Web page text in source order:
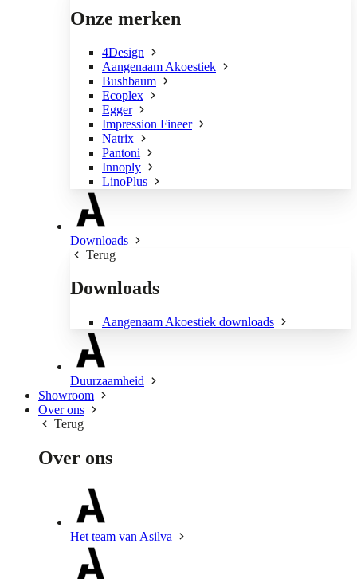
Onze merken
4Design
Aangenaam Akoestiek
Bushbaum
Ecoplex
Egger
Impression Fineer
Natrix
Pantoni
Innoply
LinoPlus
Downloads
Terug
Downloads
Aangenaam Akoestiek downloads
Duurzaamheid
Showroom
Over ons
Terug
Over ons
Het team van Asilva